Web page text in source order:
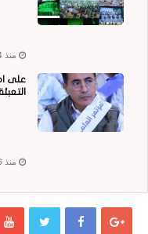
منذ 4 أيام
على
منذ 6 أيام